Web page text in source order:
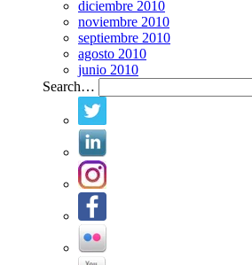
diciembre 2010
noviembre 2010
septiembre 2010
agosto 2010
junio 2010
Search…